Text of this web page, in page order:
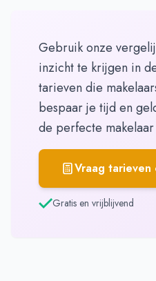
Gebruik onze
inzicht te krijgen in
tarieven die
bespaar je tijd en
de perfecte
Vraag tarieven
Gratis en vrijblijvend